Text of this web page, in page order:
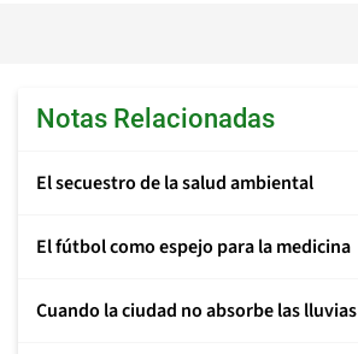
Notas Relacionadas
El secuestro de la salud ambiental
El fútbol como espejo para la medicina
Cuando la ciudad no absorbe las lluvias